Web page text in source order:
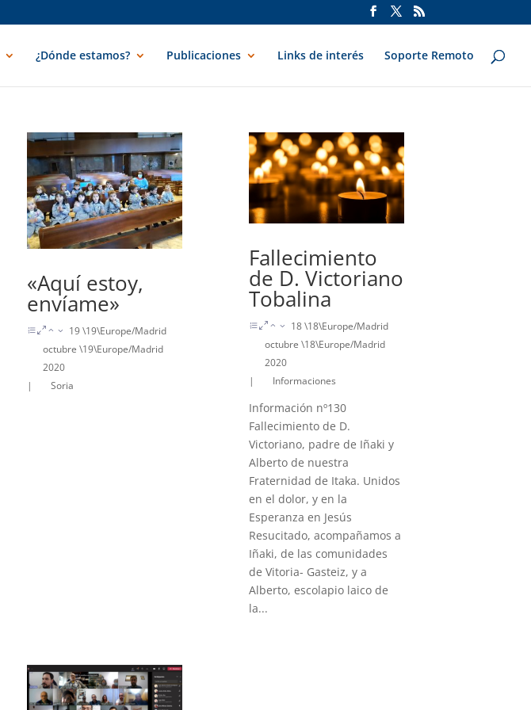
¿Dónde estamos? Publicaciones Links de interés Soporte Remoto
«Aquí estoy,
envíame»
19 \19\Europe/Madrid
octubre \19\Europe/Madrid
2020
|
Soria
Fallecimiento
de D. Victoriano
Tobalina
18 \18\Europe/Madrid
octubre \18\Europe/Madrid
2020
|
Informaciones
Información nº130
Fallecimiento de D.
Victoriano, padre de Iñaki y
Alberto de nuestra
Fraternidad de Itaka. Unidos
en el dolor, y en la
Esperanza en Jesús
Resucitado, acompañamos a
Iñaki, de las comunidades
de Vitoria- Gasteiz, y a
Alberto, escolapio laico de
la...